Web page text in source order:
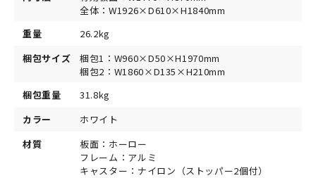
全体：W1926×D610×H1840mm
重量
26.2kg
梱包サイズ
梱包1：W960×D50×H1970mm
梱包2：W1860×D135×H210mm
梱包重量
31.8kg
カラー
ホワイト
材質
板面：ホーロー
フレーム：アルミ
キャスター：ナイロン（ストッパー2個付）